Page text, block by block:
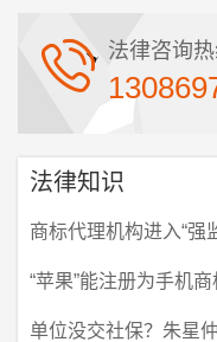
法律咨询
法律知识
商标代理机构进入“强
“苹果”能注册为手机
单位没交社保？朱星